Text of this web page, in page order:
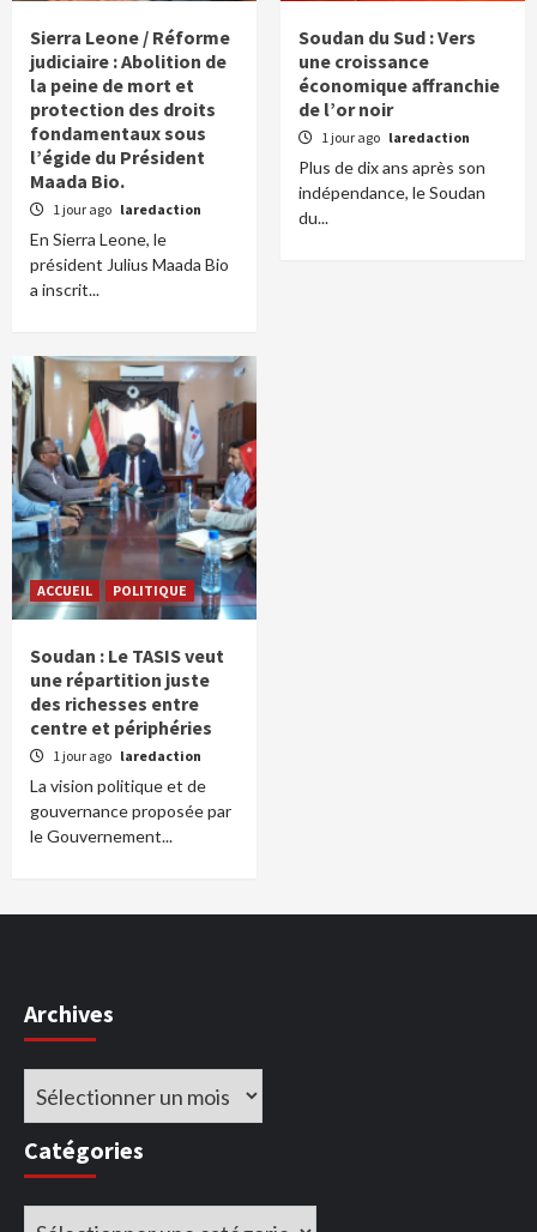
Sierra Leone / Réforme
judiciaire : Abolition de
la peine de mort et
protection des droits
fondamentaux sous
l’égide du Président
Maada Bio.
1 jour ago laredaction
En Sierra Leone, le
président Julius Maada Bio
a inscrit...
Soudan du Sud : Vers
une croissance
économique affranchie
de l’or noir
1 jour ago laredaction
Plus de dix ans après son
indépendance, le Soudan
du...
ACCUEIL POLITIQUE
Soudan : Le TASIS veut
une répartition juste
des richesses entre
centre et périphéries
1 jour ago laredaction
La vision politique et de
gouvernance proposée par
le Gouvernement...
Archives
Archives
Catégories
Catégories